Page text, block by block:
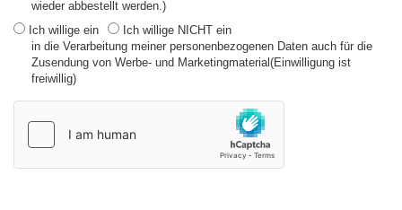
wieder abbestellt werden.)
Ich willige ein
Ich willige NICHT ein
in die Verarbeitung meiner personenbezogenen Daten auch für die
Zusendung von Werbe- und Marketingmaterial(Einwilligung ist
freiwillig)